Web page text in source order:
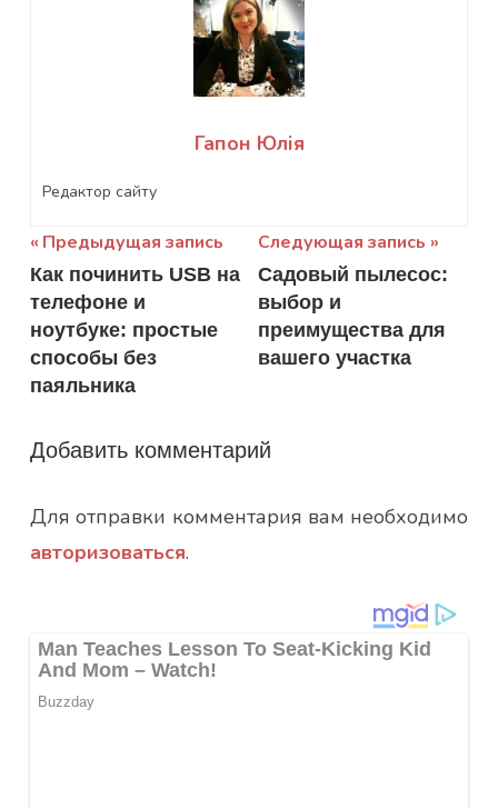
Гапон Юлія
Редактор сайту
Навигация
по
записям
Предыдущая запись
Как починить USB на
телефоне и
ноутбуке: простые
способы без
паяльника
Следующая запись
Садовый пылесос:
выбор и
преимущества для
вашего участка
Добавить комментарий
Для отправки комментария вам необходимо
авторизоваться.